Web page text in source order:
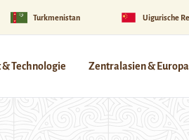
Turkmenistan Uigurische
Technologie Zentralasien & Europa